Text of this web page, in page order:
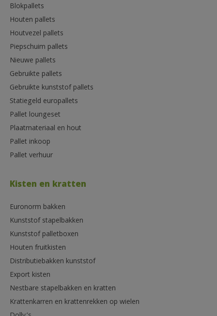
Blokpallets
Houten pallets
Houtvezel pallets
Piepschuim pallets
Nieuwe pallets
Gebruikte pallets
Gebruikte kunststof pallets
Statiegeld europallets
Pallet loungeset
Plaatmateriaal en hout
Pallet inkoop
Pallet verhuur
Kisten en kratten
Euronorm bakken
Kunststof stapelbakken
Kunststof palletboxen
Houten fruitkisten
Distributiebakken kunststof
Export kisten
Nestbare stapelbakken en kratten
Krattenkarren en krattenrekken op wielen